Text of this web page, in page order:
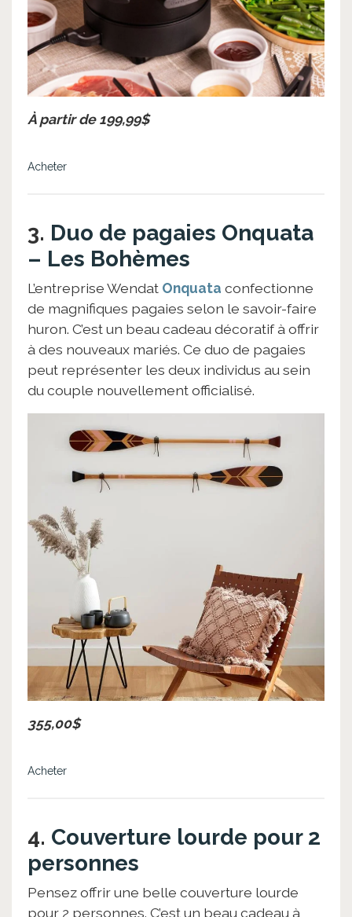
À partir de 199,99$
Acheter
3. Duo de pagaies Onquata
– Les Bohèmes
L’entreprise Wendat Onquata confectionne
de magnifiques pagaies selon le savoir-faire
huron. C’est un beau cadeau décoratif à offrir
à des nouveaux mariés. Ce duo de pagaies
peut représenter les deux individus au sein
du couple nouvellement officialisé.
355,00$
Acheter
4. Couverture lourde pour 2
personnes
Pensez offrir une belle couverture lourde
pour 2 personnes. C’est un beau cadeau à